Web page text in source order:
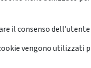
il consenso
vengono